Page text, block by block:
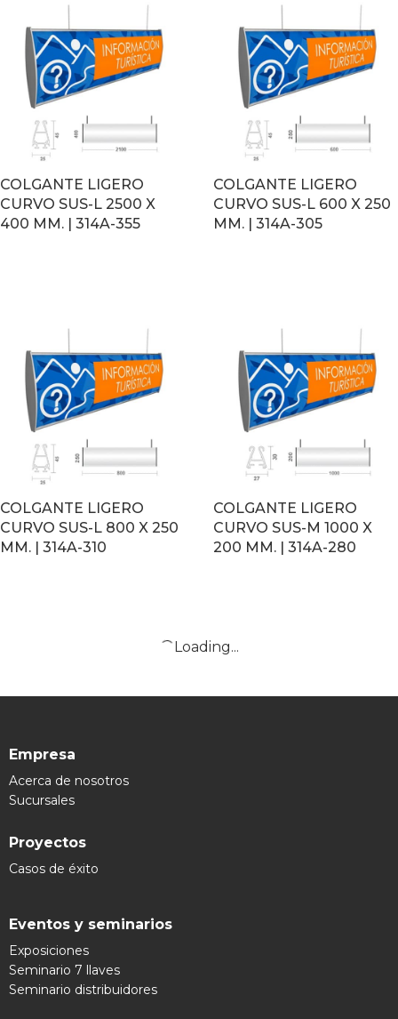
COLGANTE LIGERO
CURVO SUS-L 2500 X
400 MM. | 314A-355
COLGANTE LIGERO
CURVO SUS-L 600 X 250
MM. | 314A-305
COLGANTE LIGERO
CURVO SUS-L 800 X 250
MM. | 314A-310
COLGANTE LIGERO
CURVO SUS-M 1000 X
200 MM. | 314A-280
Loading...
Empresa
Acerca de nosotros
Sucursales
Proyectos
Casos de éxito
Eventos y seminarios
Exposiciones
Seminario 7 llaves
Seminario distribuidores